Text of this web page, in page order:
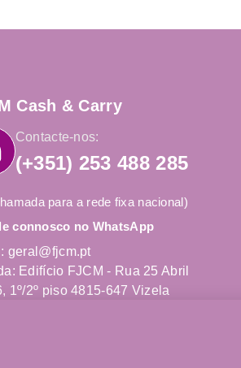
Cash & Carry
Contacte-nos:
(+351) 253 488 285
para a rede fixa nacional)
connosco no WhatsApp
geral@fjcm.pt
Edifício FJCM - Rua 25 Abril
1º/2º piso 4815-647 Vizela